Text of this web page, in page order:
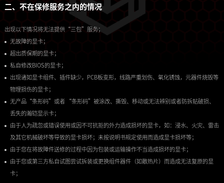
二、不在保修服务之内的情况
出现以下情况将无法提供“三包”服务；
无故障的显卡；
超出质保期的显卡；
私自修改BIOS的显卡；
出现诸如显卡组件、插件缺少，PCB板变形，线路严重划伤、氧化锈蚀，元器件烧毁等
物理损伤的显卡；
无产品“条形码”或者 “条形码”被涂改、撕毁、移动或无法辨别或者防拆贴破损、
丢失的瀚铠显示卡；
由于人为疏忽或错误使用或因不可抗拒的外力造成损坏的显卡，如：浸水、火灾、雷击
及其它机械破坏等导致的显卡损坏；未按说明书规定使用而造成显卡损坏等；
由于您在将故障件送修的过程中因为包装或运输操作不当造成损坏的显卡；
由于您或第三方私自试图尝试拆装或更换组件器件（如散热片）而造成无法复原的显
卡；